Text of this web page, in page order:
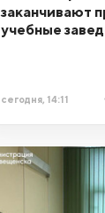
заканчивают
учебные
сегодня, 14:11